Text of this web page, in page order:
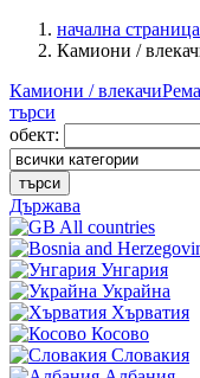
начална страница
Камиони /
Камиони / влекачи
търси
обект:
търси
Държава
All countries
Унгария
Украйна
Хърватия
Косово
Словакия